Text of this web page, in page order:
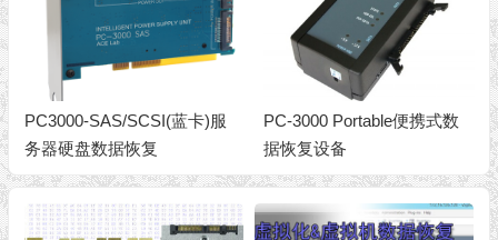
PC3000-SAS/SCSI(蓝卡)服
务器硬盘数据恢复
PC-3000 Portable便携式数
据恢复设备